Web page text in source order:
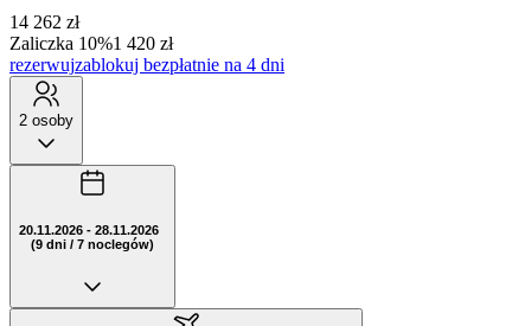
14 262 zł
Zaliczka 10%1 420 zł
rezerwujzablokuj bezpłatnie na 4 dni
2 osoby
20.11.2026 - 28.11.2026
(9 dni / 7 noclegów)